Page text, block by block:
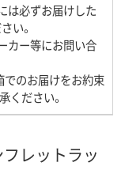
は必ずお届けした
い。
カー等にお問い合
でのお届けをお約束
ください。
レットラッ